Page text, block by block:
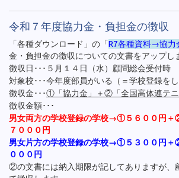
令和７年度協力金・負担金の徴収
「各種ダウンロード」の「R7各種資料→協力
金・負担金の徴収についての文書をアップし
徴収日･･･５月１４日（水）顧問総会受付時
対象校･･･今年度部員がいる（＝学校登録を
徴収金･･･①「協力金」＋②「全国高体連テニ
徴収金額･･･
男女両方の学校登録の学校→①５６００円＋
７０００円
男女片方の学校登録の学校→①５３００円＋
０００円
②の文書には納入期限が記してありますが、